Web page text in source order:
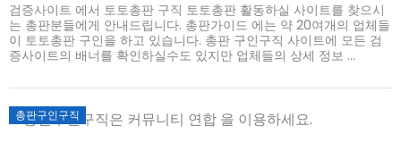
검증사이트 에서 토토총판 구직 토토총판 활동하실 사이트를 찾으시
는 총판분들에게 안내드립니다. 총판가이드 에는 약 20여개의 업체들
이 토토총판 구인을 하고 있습니다. 총판 구인구직 사이트에 모든 검
증사이트의 배너를 확인하실수도 있지만 업체들의 상세 정보 ...
총판구인구직
Posted
on